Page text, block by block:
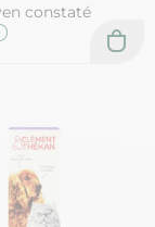
constaté